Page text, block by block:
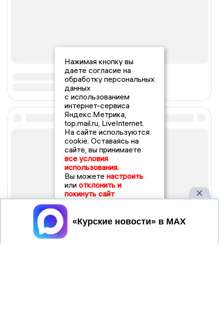
Нажимая кнопку вы
даете согласие на
обработку персональных
данных
с использованием
интернет-сервиса
Яндекс.Метрика,
top.mail.ru, LiveInternet.
На сайте используются
cookie. Оставаясь на
сайте, вы принимаете
все условия
использования.
Вы можете настроить
или отклонить и
покинуть сайт
Принять